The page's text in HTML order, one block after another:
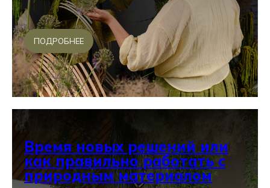
ПОДРОБНЕЕ
Время новых решений или
как правильно работать с
природным материалом